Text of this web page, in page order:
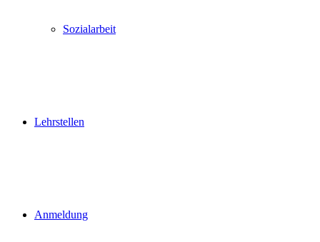
Sozialarbeit
Lehrstellen
Anmeldung